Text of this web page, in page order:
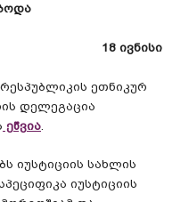
18 ივნისი
რესპუბლიკის ეთნიკურ
დელეგაცია
ეწვია
იუსტიციის სახლის
იუსტიციის